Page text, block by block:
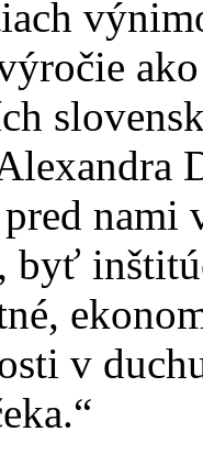
nami
byť
v